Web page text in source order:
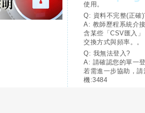
使用。
Q: 資料不完整(正確
A: 教師歷程系統介
含某些「CSV匯入
交換方式與頻率。。
Q: 我無法登入?
A: 請確認您的單一
若需進一步協助，
機:3484